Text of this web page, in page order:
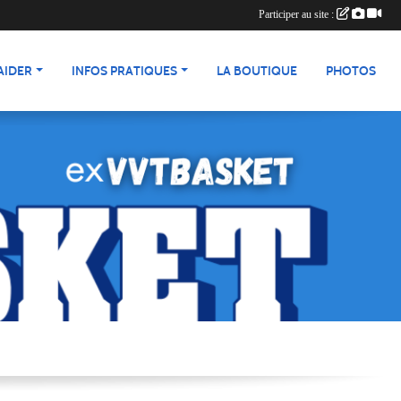
INFOS PRATIQUES LA BOUTIQUE PHOTOS
Participer au site :